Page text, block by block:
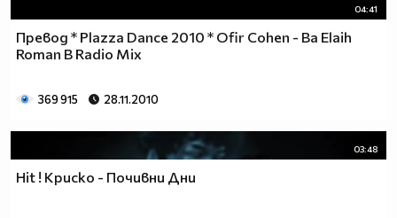
04:41
Превод * Plazza Dance 2010 * Ofir Cohen - Ba Elaih
Roman B Radio Mix
369 915 28.11.2010
03:48
Hit ! Криско - Почивни Дни